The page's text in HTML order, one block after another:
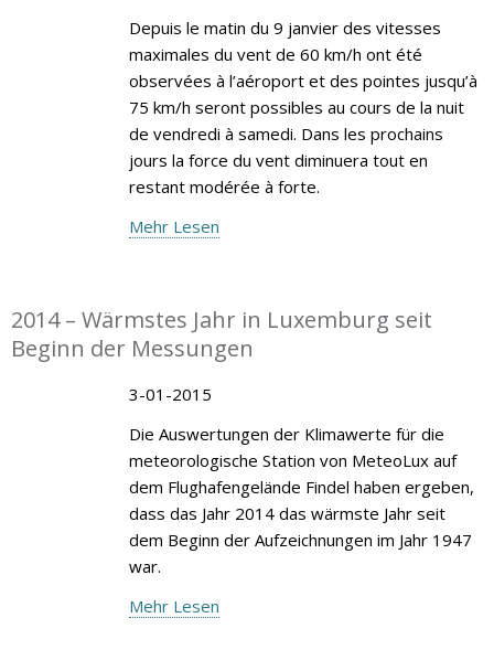
Depuis le matin du 9 janvier des vitesses
maximales du vent de 60 km/h ont été
observées à l’aéroport et des pointes jusqu’à
75 km/h seront possibles au cours de la nuit
de vendredi à samedi. Dans les prochains
jours la force du vent diminuera tout en
restant modérée à forte.
Mehr Lesen
2014 – Wärmstes Jahr in Luxemburg seit
Beginn der Messungen
3-01-2015
Die Auswertungen der Klimawerte für die
meteorologische Station von MeteoLux auf
dem Flughafengelände Findel haben ergeben,
dass das Jahr 2014 das wärmste Jahr seit
dem Beginn der Aufzeichnungen im Jahr 1947
war.
Mehr Lesen